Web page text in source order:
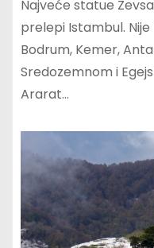
Najveće statue
prelepi Istambul. Nije
Bodrum, Kemer,
Sredozemnom i
Ararat…